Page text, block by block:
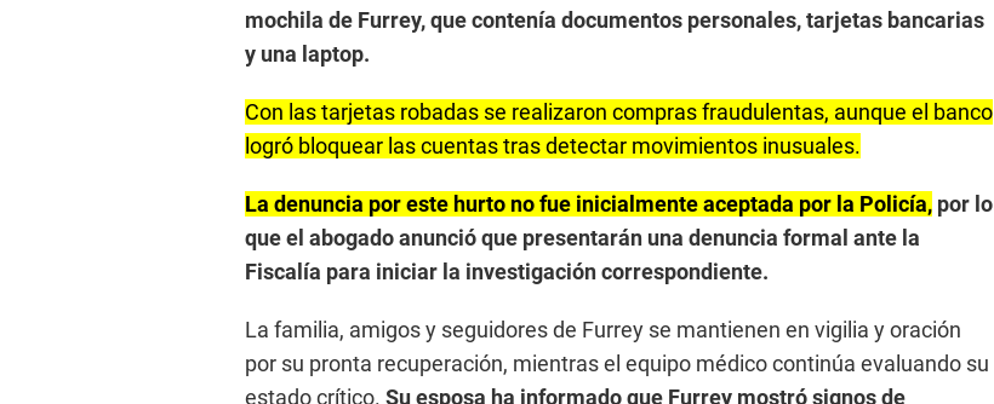
mochila de Furrey, que contenía documentos personales, tarjetas bancarias
y una laptop.
Con las tarjetas robadas se realizaron compras fraudulentas, aunque el banco
logró bloquear las cuentas tras detectar movimientos inusuales.
La denuncia por este hurto no fue inicialmente aceptada por la Policía, por lo
que el abogado anunció que presentarán una denuncia formal ante la
Fiscalía para iniciar la investigación correspondiente.
La familia, amigos y seguidores de Furrey se mantienen en vigilia y oración
por su pronta recuperación, mientras el equipo médico continúa evaluando su
estado crítico. Su esposa ha informado que Furrey mostró signos de